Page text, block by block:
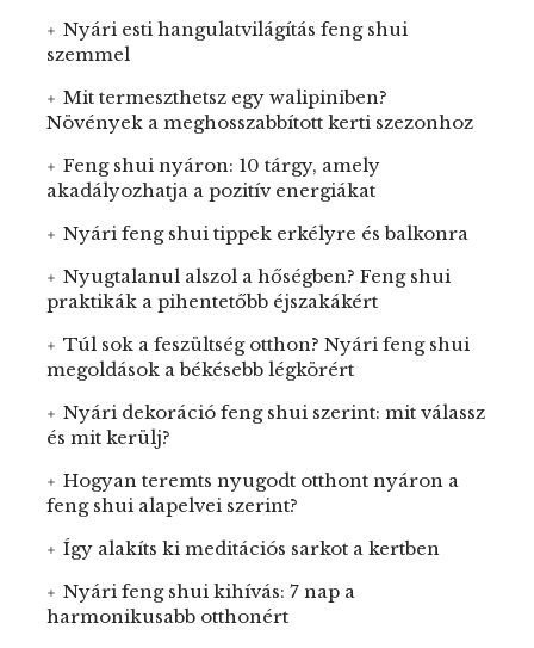
Nyári esti hangulatvilágítás feng shui
szemmel
Mit termeszthetsz egy walipiniben?
Növények a meghosszabbított kerti szezonhoz
Feng shui nyáron: 10 tárgy, amely
akadályozhatja a pozitív energiákat
Nyári feng shui tippek erkélyre és balkonra
Nyugtalanul alszol a hőségben? Feng shui
praktikák a pihentetőbb éjszakákért
Túl sok a feszültség otthon? Nyári feng shui
megoldások a békésebb légkörért
Nyári dekoráció feng shui szerint: mit válassz
és mit kerülj?
Hogyan teremts nyugodt otthont nyáron a
feng shui alapelvei szerint?
Így alakíts ki meditációs sarkot a kertben
Nyári feng shui kihívás: 7 nap a
harmonikusabb otthonért